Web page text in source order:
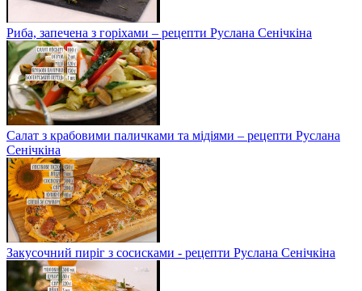
Риба, запечена з горіхами – рецепти Руслана Сенічкіна
Салат з крабовими паличками та мідіями – рецепти Руслана
Сенічкіна
Закусочний пиріг з сосисками - рецепти Руслана Сенічкіна